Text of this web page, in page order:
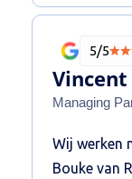
Buiten
linkbuilding
maakt ten
waarmee je
fijne klik en
5/5
Managing
Wij werken
Bouke van